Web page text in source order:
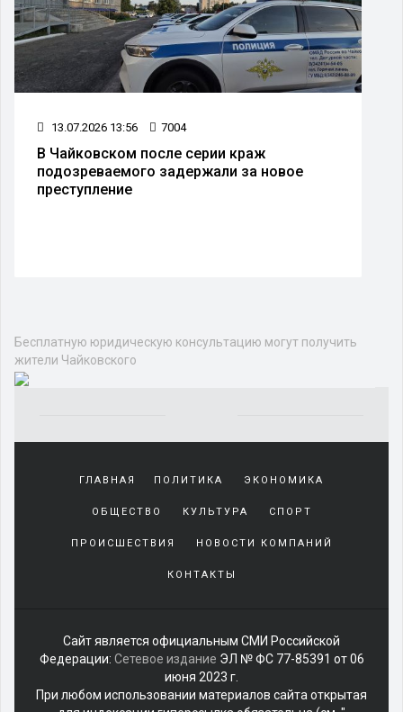
13.07.2026 13:56 7004
В Чайковском после серии краж
подозреваемого задержали за новое
преступление
Бесплатную юридическую консультацию могут получить
жители Чайковского
sürekli
beraber
geçirerek
harcadığı
yakın
olan
arkadaşına
misafir
ГЛАВНАЯ ПОЛИТИКА ЭКОНОМИКА
ОБЩЕСТВО КУЛЬТУРА СПОРТ
ПРОИСШЕСТВИЯ НОВОСТИ КОМПАНИЙ
КОНТАКТЫ
Сайт является официальным СМИ Российской
Федерации: Сетевое издание ЭЛ № ФС 77-85391 от 06
июня 2023 г.
При любом использовании материалов сайта открытая